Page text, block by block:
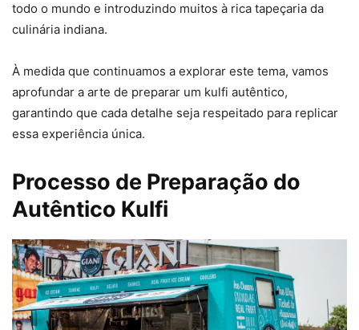
todo o mundo e introduzindo muitos à rica tapeçaria da
culinária indiana.
À medida que continuamos a explorar este tema, vamos
aprofundar a arte de preparar um kulfi autêntico,
garantindo que cada detalhe seja respeitado para replicar
essa experiência única.
Processo de Preparação do
Autêntico Kulfi